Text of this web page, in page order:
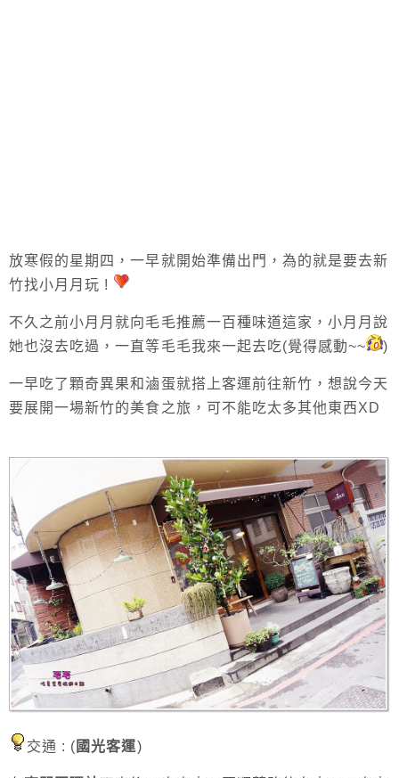
放寒假的星期四，一早就開始準備出門，為的就是要去新
竹找小月月玩 !
不久之前小月月就向毛毛推薦一百種味道這家，小月月說
她也沒去吃過，一直等毛毛我來一起去吃(覺得感動~~
)
一早吃了顆奇異果和滷蛋就搭上客運前往新竹，想說今天
要展開一場新竹的美食之旅，可不能吃太多其他東西XD
交通 : ( 國光客運)